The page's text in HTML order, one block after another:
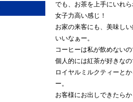
でも、お茶を上手にいれ
女子力高い感じ！
お家の来客にも、美味し
いいなぁー。
コーヒーは私が飲めない
個人的には紅茶が好きな
ロイヤルミルクティーと
ー。
お客様にお出しできたら